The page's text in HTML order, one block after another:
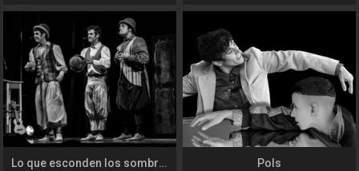
Lo que esconden los sombreros Pols